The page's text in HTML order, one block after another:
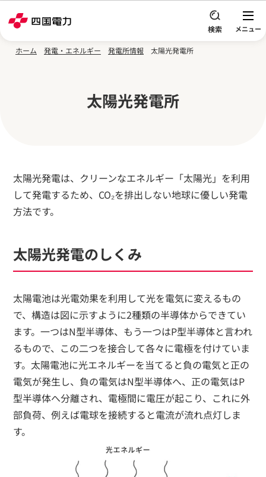
ホーム 発電・エネルギー 発電所情報 太陽光発電所
太陽光発電所
太陽光発電は、クリーンなエネルギー「太陽光」を利用
して発電するため、CO₂を排出しない地球に優しい発電
方法です。
太陽光発電のしくみ
太陽電池は光電効果を利用して光を電気に変えるもの
で、構造は図に示すように2種類の半導体からできてい
ます。一つはN型半導体、もう一つはP型半導体と言われ
るもので、この二つを接合して各々に電極を付けていま
す。太陽電池に光エネルギーを当てると負の電気と正の
電気が発生し、負の電気はN型半導体へ、正の電気はP
型半導体へ分離され、電極間に電圧が起こり、これに外
部負荷、例えば電球を接続すると電流が流れ点灯しま
す。